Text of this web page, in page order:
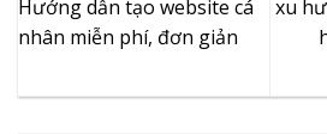
Hướng dẫn tạo website cá
nhân miễn phí, đơn giản
xu